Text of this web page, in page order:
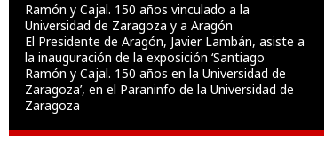
Ramón y Cajal. 150 años vinculado a la
Universidad de Zaragoza y a Aragón
El Presidente de Aragón, Javier Lambán, asiste a
la inauguración de la exposición ‘Santiago
Ramón y Cajal. 150 años en la Universidad de
Zaragoza’, en el Paraninfo de la Universidad de
Zaragoza